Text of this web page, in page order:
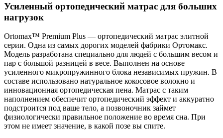
Усиленный ортопедический матрас для больших
нагрузок
Ortomax™ Premium Plus — ортопедический матрас элитной
серии. Одна из самых дорогих моделей фабрики Ортомакс.
Модель разработана специально для людей с большим весом и
пар с большой разницей в весе. Выполнен на основе
усиленного микропружинного блока независимых пружин. В
составе использовано натуральное кокосовое волокно и
инновационная ортопедическая пена. Матрас с таким
наполнением обеспечит ортопедический эффект и аккуратно
подстроится под ваше тело, а позвоночник займет
физиологически правильное положение во время сна. При
этом не имеет значение, в какой позе вы спите.